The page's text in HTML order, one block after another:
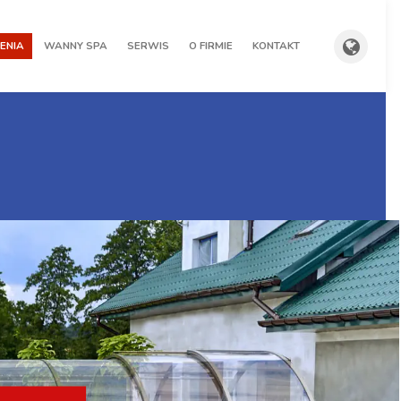
WANNY SPA SERWIS O FIRMIE KONTAKT